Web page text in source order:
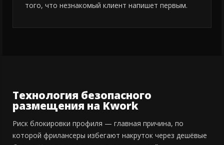
того, что незнакомый клиент напишет первым.
Технология безопасного
размещения на Kwork
Риск блокировки профиля — главная причина, по
которой фрилансеры избегают накруток через дешёвые